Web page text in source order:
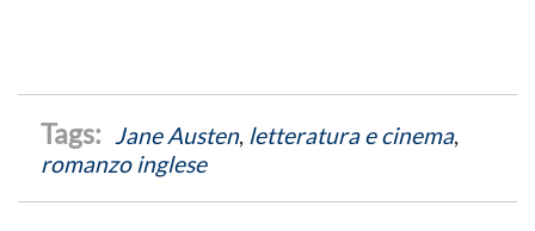
Jane Austen, letteratura e cinema,
romanzo inglese